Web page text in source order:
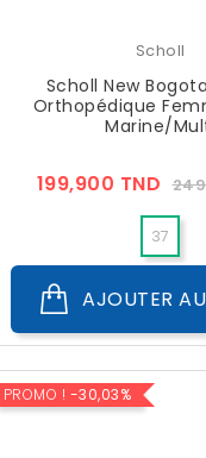
Scholl
Scholl New
Orthopédique
Marine/
199,900 TND Prix
37
AJOUTER
PROMO ! -30,03%